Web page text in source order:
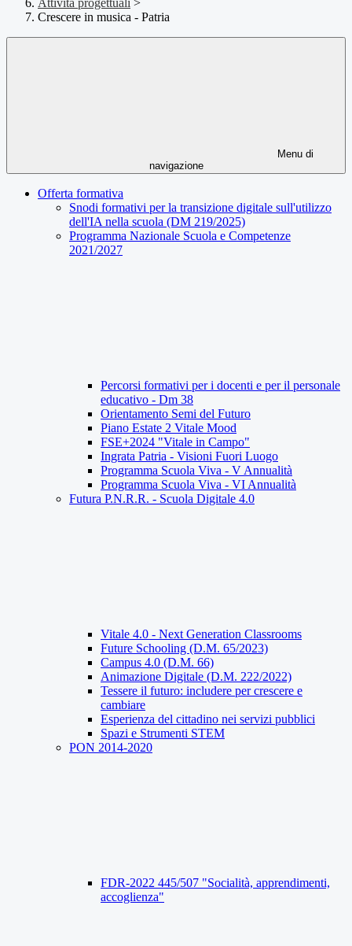
Attività progettuali >
Crescere in musica - Patria
Menu di
navigazione
Offerta formativa
Snodi formativi per la transizione digitale sull'utilizzo
dell'IA nella scuola (DM 219/2025)
Programma Nazionale Scuola e Competenze
2021/2027
Percorsi formativi per i docenti e per il personale
educativo - Dm 38
Orientamento Semi del Futuro
Piano Estate 2 Vitale Mood
FSE+2024 "Vitale in Campo"
Ingrata Patria - Visioni Fuori Luogo
Programma Scuola Viva - V Annualità
Programma Scuola Viva - VI Annualità
Futura P.N.R.R. - Scuola Digitale 4.0
Vitale 4.0 - Next Generation Classrooms
Future Schooling (D.M. 65/2023)
Campus 4.0 (D.M. 66)
Animazione Digitale (D.M. 222/2022)
Tessere il futuro: includere per crescere e
cambiare
Esperienza del cittadino nei servizi pubblici
Spazi e Strumenti STEM
PON 2014-2020
FDR-2022 445/507 "Socialità, apprendimenti,
accoglienza"